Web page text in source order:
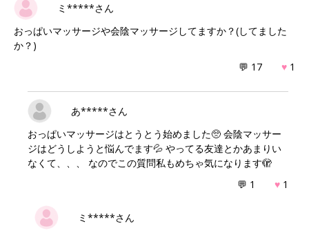
ミ*****さん
おっぱいマッサージや会陰マッサージしてますか？(してました
か？)
💬 17 ♥ 1
あ*****さん
おっぱいマッサージはとうとう始めました🥺 会陰マッサー
ジはどうしようと悩んでます💦 やってる友達とかあまりい
なくて、、、 なのでこの質問私もめちゃ気になります🫣
💬 1 ♥ 1
ミ*****さん